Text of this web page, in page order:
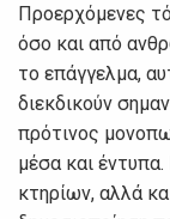
Προερχόμενες
όσο και από
το επάγγελμα,
διεκδικούν
πρότινος
μέσα και
κτηρίων, αλλά